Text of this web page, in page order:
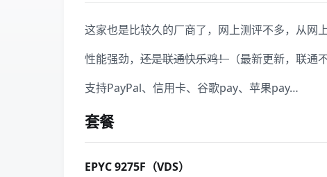
这家也是比较久的厂商了，网上测评不多，从网
性能强劲， 还是联通快乐鸡！ （最新更新，联通
支持PayPal、信用卡、谷歌pay、苹果pay…
套餐
EPYC 9275F（VDS）